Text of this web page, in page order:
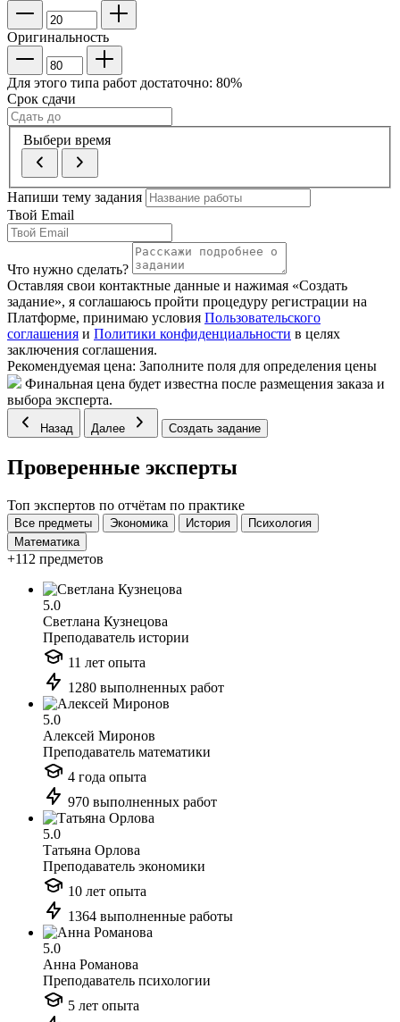
Оригинальность
Для этого типа работ достаточно: 80%
Срок сдачи
Выбери время
Напиши тему задания
Твой Email
Что нужно сделать?
Оставляя свои контактные данные и нажимая «Создать
задание», я соглашаюсь пройти процедуру регистрации на
Платформе, принимаю условия Пользовательского
соглашения и Политики конфиденциальности в целях
заключения соглашения.
Рекомендуемая цена: Заполните поля для определения цены
Финальная цена будет известна после размещения заказа и
выбора эксперта.
Назад Далее Создать задание
Проверенные эксперты
Топ экспертов по отчётам по практике
Все предметы Экономика История
Психология
Математика
+112 предметов
5.0
Светлана Кузнецова
Преподаватель истории
11 лет опыта
1280 выполненных работ
5.0
Алексей Миронов
Преподаватель математики
4 года опыта
970 выполненных работ
5.0
Татьяна Орлова
Преподаватель экономики
10 лет опыта
1364 выполненные работы
5.0
Анна Романова
Преподаватель психологии
5 лет опыта